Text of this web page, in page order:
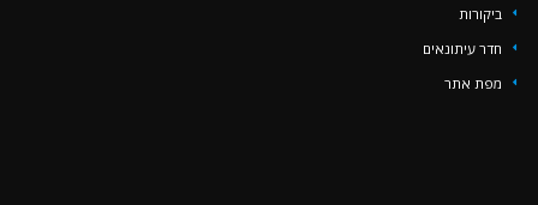
ביקורות
חדר עיתונאים
מפת אתר